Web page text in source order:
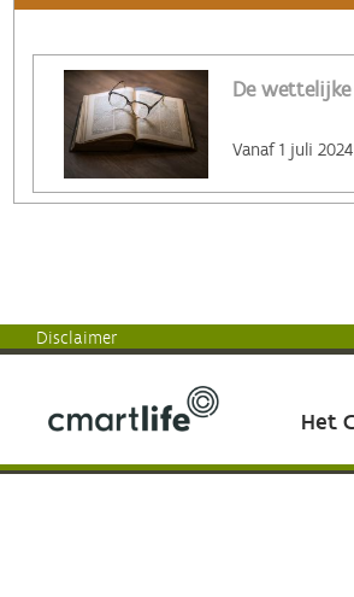
De
Disclaimer
Het